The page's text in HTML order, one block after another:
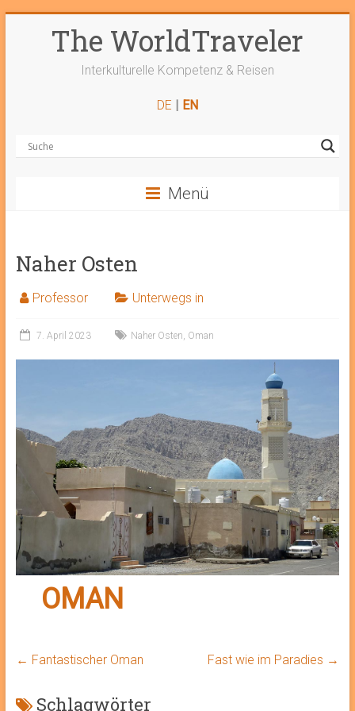
The WorldTraveler
Interkulturelle Kompetenz & Reisen
DE | EN
Menü
Naher Osten
Professor Unterwegs in
7. April 2023 Naher Osten, Oman
OMAN
← Fantastischer Oman Fast wie im Paradies →
Schlagwörter